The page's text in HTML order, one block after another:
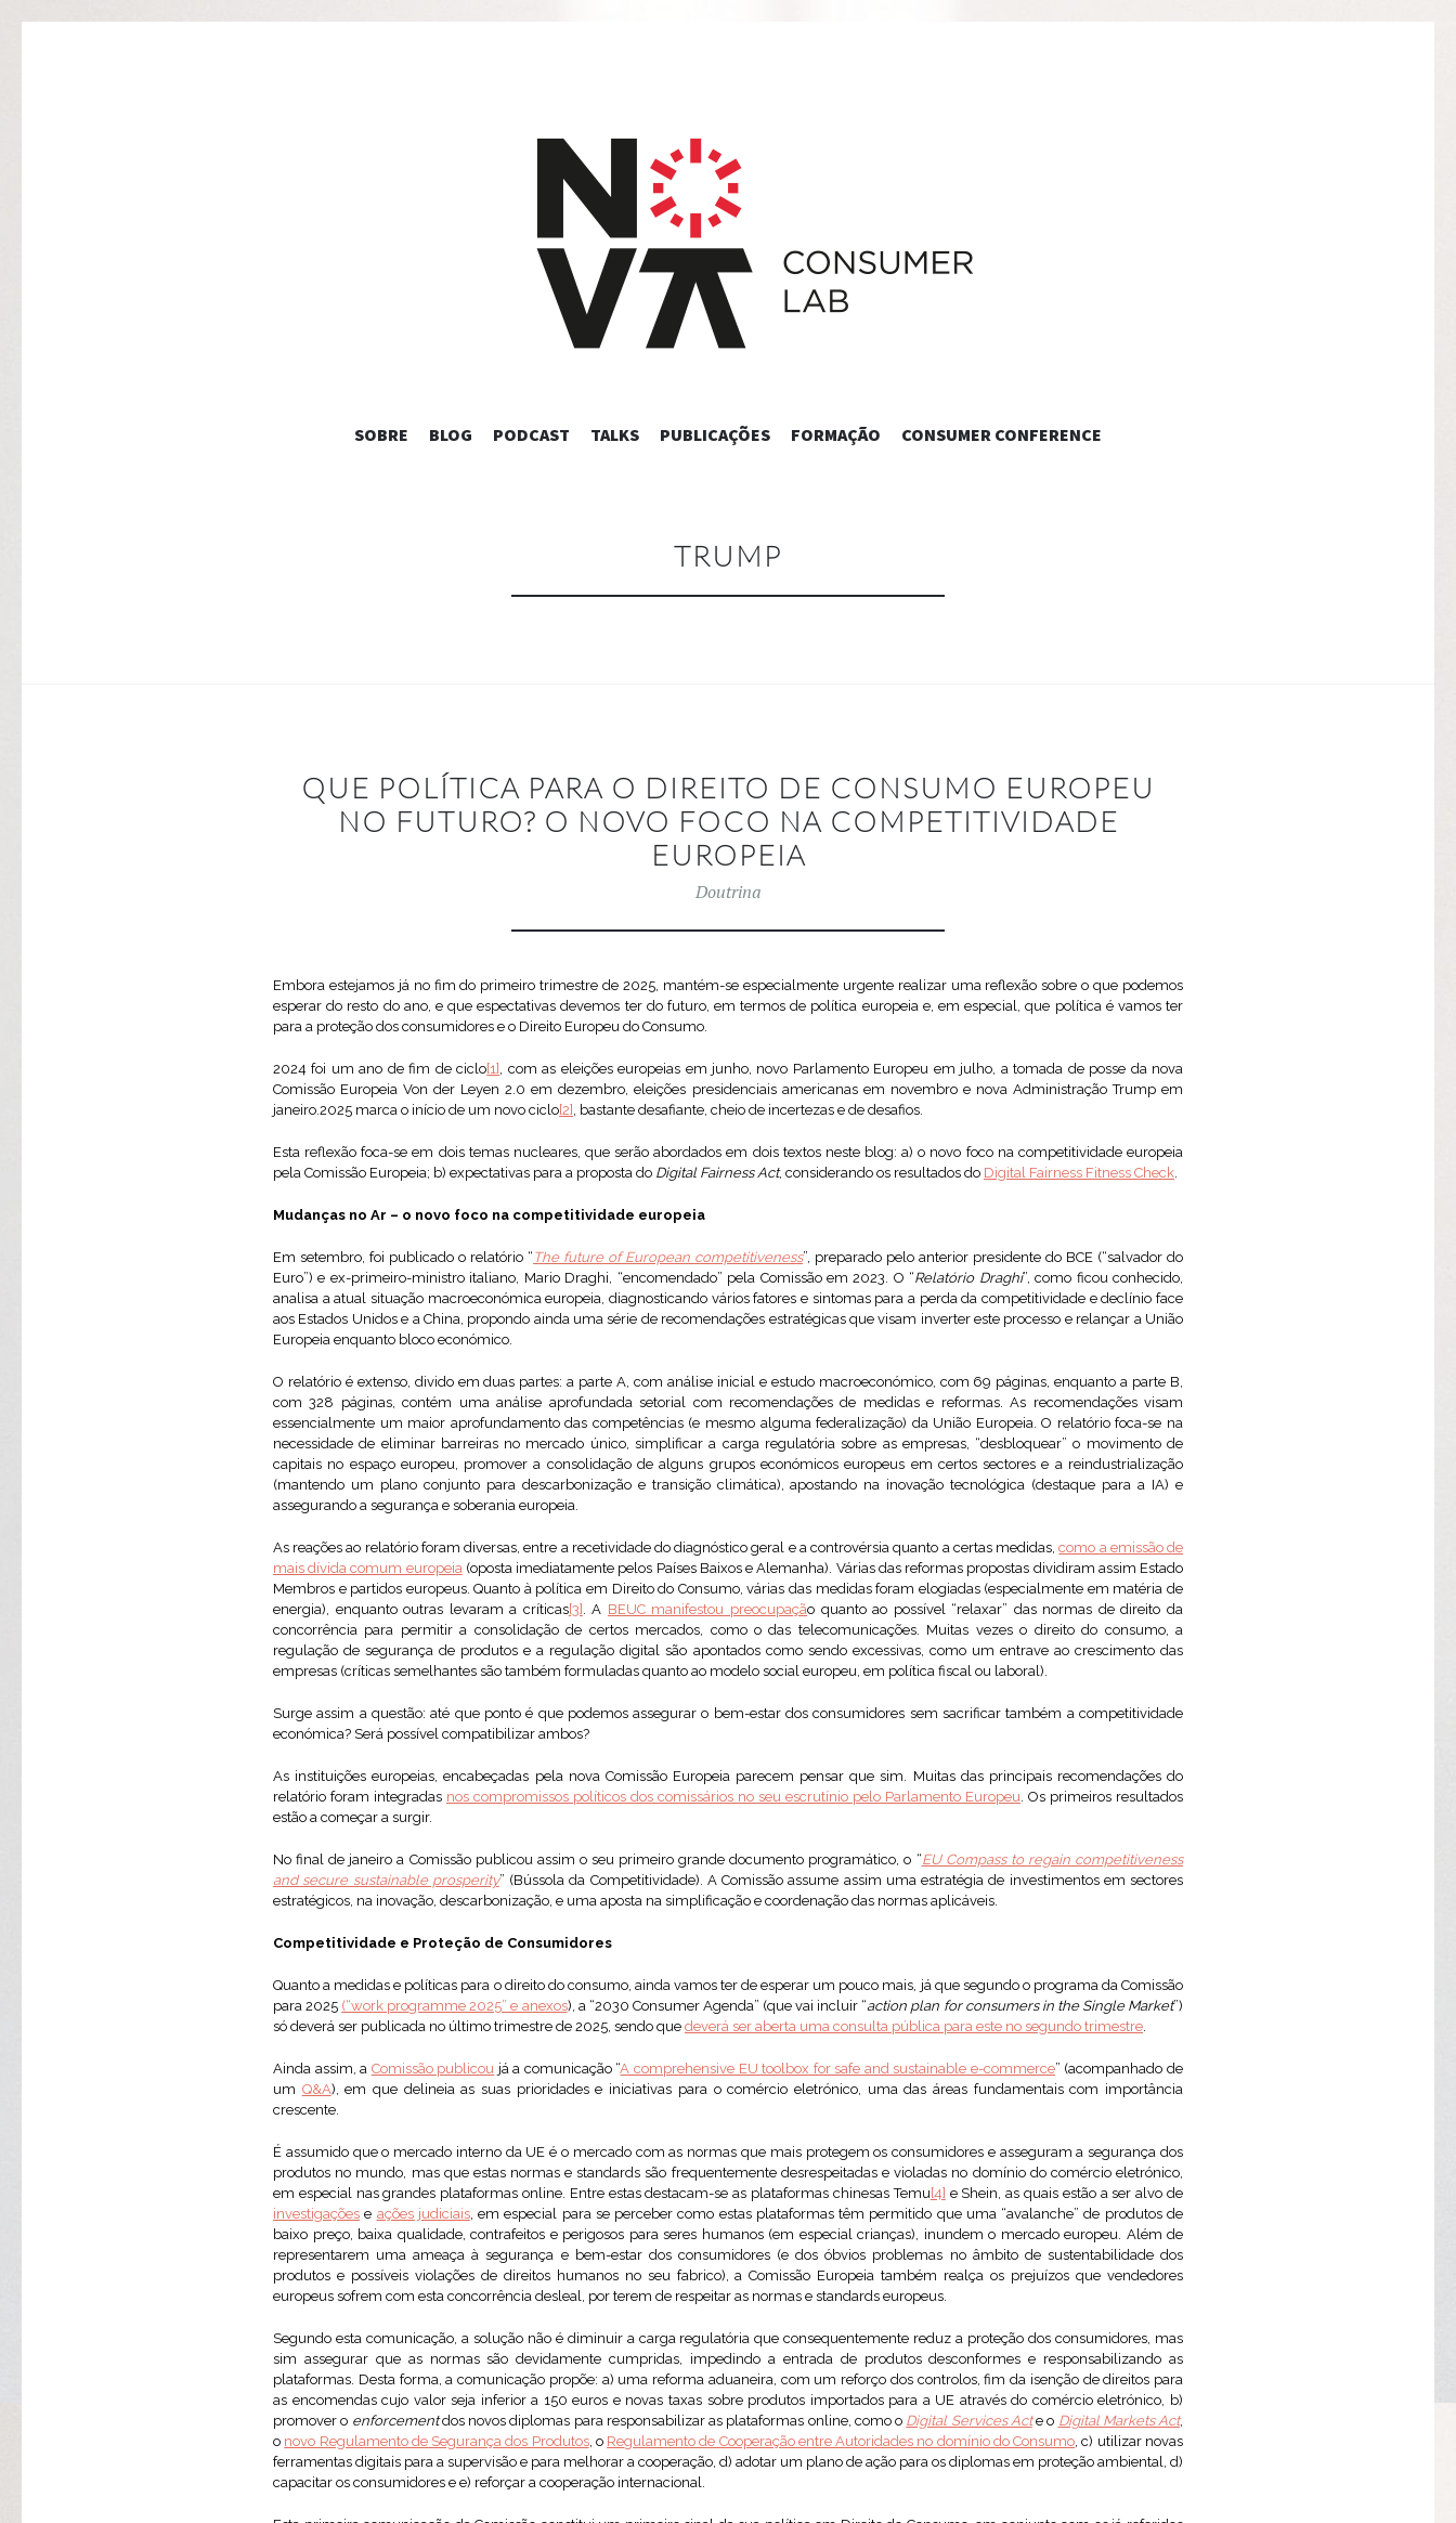
SKIP
SOBRE BLOG PODCAST TALKS PUBLICAÇÕES FORMAÇÃO CONSUMER CONFERENCE
TRUMP
QUE POLÍTICA PARA O DIREITO DE CONSUMO EUROPEU
NO FUTURO? O NOVO FOCO NA COMPETITIVIDADE
EUROPEIA
Doutrina
Embora estejamos já no fim do primeiro trimestre de 2025, mantém-se especialmente urgente realizar uma reflexão sobre o que podemos
esperar do resto do ano, e que espectativas devemos ter do futuro, em termos de política europeia e, em especial, que política é vamos ter
para a proteção dos consumidores e o Direito Europeu do Consumo.
2024 foi um ano de fim de ciclo[1] , com as eleições europeias em junho, novo Parlamento Europeu em julho, a tomada de posse da nova
Comissão Europeia Von der Leyen 2.0 em dezembro, eleições presidenciais americanas em novembro e nova Administração Trump em
janeiro.2025 marca o início de um novo ciclo[2] , bastante desafiante, cheio de incertezas e de desafios.
Esta reflexão foca-se em dois temas nucleares, que serão abordados em dois textos neste blog: a) o novo foco na competitividade europeia
pela Comissão Europeia; b) expectativas para a proposta do Digital Fairness Act, considerando os resultados do Digital Fairness Fitness Check.
Mudanças no Ar – o novo foco na competitividade europeia
Em setembro, foi publicado o relatório “ The future of European competitiveness”, preparado pelo anterior presidente do BCE (“salvador do
Euro”) e ex-primeiro-ministro italiano, Mario Draghi, “encomendado” pela Comissão em 2023. O “Relatório Draghi”, como ficou conhecido,
analisa a atual situação macroeconómica europeia, diagnosticando vários fatores e sintomas para a perda da competitividade e declínio face
aos Estados Unidos e a China, propondo ainda uma série de recomendações estratégicas que visam inverter este processo e relançar a União
Europeia enquanto bloco económico.
O relatório é extenso, divido em duas partes: a parte A, com análise inicial e estudo macroeconómico, com 69 páginas, enquanto a parte B,
com 328 páginas, contém uma análise aprofundada setorial com recomendações de medidas e reformas. As recomendações visam
essencialmente um maior aprofundamento das competências (e mesmo alguma federalização) da União Europeia. O relatório foca-se na
necessidade de eliminar barreiras no mercado único, simplificar a carga regulatória sobre as empresas, “desbloquear” o movimento de
capitais no espaço europeu, promover a consolidação de alguns grupos económicos europeus em certos sectores e a reindustrialização
(mantendo um plano conjunto para descarbonização e transição climática), apostando na inovação tecnológica (destaque para a IA) e
assegurando a segurança e soberania europeia.
As reações ao relatório foram diversas, entre a recetividade do diagnóstico geral e a controvérsia quanto a certas medidas,como a emissão de
mais dívida comum europeia(oposta imediatamente pelos Países Baixos e Alemanha). Várias das reformas propostas dividiram assim Estado
Membros e partidos europeus. Quanto à política em Direito do Consumo, várias das medidas foram elogiadas (especialmente em matéria de
energia), enquanto outras levaram a críticas[3] . A BEUC manifestou preocupação quanto ao possível “relaxar” das normas de direito da
concorrência para permitir a consolidação de certos mercados, como o das telecomunicações. Muitas vezes o direito do consumo, a
regulação de segurança de produtos e a regulação digital são apontados como sendo excessivas, como um entrave ao crescimento das
empresas (críticas semelhantes são também formuladas quanto ao modelo social europeu, em política fiscal ou laboral).
Surge assim a questão: até que ponto é que podemos assegurar o bem-estar dos consumidores sem sacrificar também a competitividade
económica? Será possível compatibilizar ambos?
As instituições europeias, encabeçadas pela nova Comissão Europeia parecem pensar que sim. Muitas das principais recomendações do
relatório foram integradas nos compromissos políticos dos comissários no seu escrutínio pelo Parlamento Europeu. Os primeiros resultados
estão a começar a surgir.
No final de janeiro a Comissão publicou assim o seu primeiro grande documento programático, o “EU Compass to regain competitiveness
and secure sustainable prosperity” (Bússola da Competitividade). A Comissão assume assim uma estratégia de investimentos em sectores
estratégicos, na inovação, descarbonização, e uma aposta na simplificação e coordenação das normas aplicáveis.
Competitividade e Proteção de Consumidores
Quanto a medidas e políticas para o direito do consumo, ainda vamos ter de esperar um pouco mais, já que segundo o programa da Comissão
para 2025 (“work programme 2025” e anexos), a “2030 Consumer Agenda” (que vai incluir “action plan for consumers in the Single Market”)
só deverá ser publicada no último trimestre de 2025, sendo que deverá ser aberta uma consulta pública para este no segundo trimestre.
Ainda assim, a Comissão publicou já a comunicação “A comprehensive EU toolbox for safe and sustainable e-commerce” (acompanhado de
um Q&A), em que delineia as suas prioridades e iniciativas para o comércio eletrónico, uma das áreas fundamentais com importância
crescente.
É assumido que o mercado interno da UE é o mercado com as normas que mais protegem os consumidores e asseguram a segurança dos
produtos no mundo, mas que estas normas e standards são frequentemente desrespeitadas e violadas no domínio do comércio eletrónico,
em especial nas grandes plataformas online. Entre estas destacam-se as plataformas chinesas Temu[4] e Shein, as quais estão a ser alvo de
investigações e ações judiciais, em especial para se perceber como estas plataformas têm permitido que uma “avalanche” de produtos de
baixo preço, baixa qualidade, contrafeitos e perigosos para seres humanos (em especial crianças), inundem o mercado europeu. Além de
representarem uma ameaça à segurança e bem-estar dos consumidores (e dos óbvios problemas no âmbito de sustentabilidade dos
produtos e possíveis violações de direitos humanos no seu fabrico), a Comissão Europeia também realça os prejuízos que vendedores
europeus sofrem com esta concorrência desleal, por terem de respeitar as normas e standards europeus.
Segundo esta comunicação, a solução não é diminuir a carga regulatória que consequentemente reduz a proteção dos consumidores, mas
sim assegurar que as normas são devidamente cumpridas, impedindo a entrada de produtos desconformes e responsabilizando as
plataformas. Desta forma, a comunicação propõe: a) uma reforma aduaneira, com um reforço dos controlos, fim da isenção de direitos para
as encomendas cujo valor seja inferior a 150 euros e novas taxas sobre produtos importados para a UE através do comércio eletrónico, b)
promover o enforcementdos novos diplomas para responsabilizar as plataformas online, como o Digital Services Acte o Digital Markets Act,
o novo Regulamento de Segurança dos Produtos, o Regulamento de Cooperação entre Autoridades no domínio do Consumo, c) utilizar novas
ferramentas digitais para a supervisão e para melhorar a cooperação, d) adotar um plano de ação para os diplomas em proteção ambiental, d)
capacitar os consumidores e e) reforçar a cooperação internacional.